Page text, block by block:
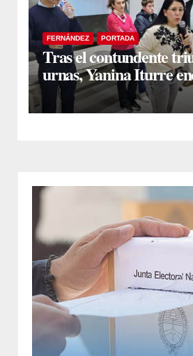
FERNÁNDEZ PORTADA
Tras el contundente
urnas, Yanina Iturre
encuentro con
en Fernández